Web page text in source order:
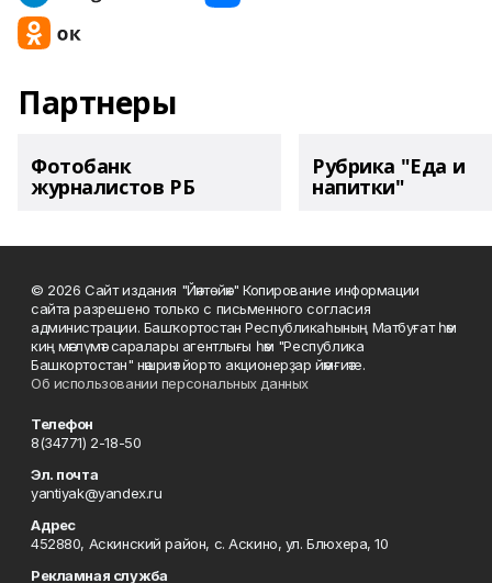
Партнеры
Фотобанк
журналистов РБ
Рубрика "Еда и
напитки"
© 2026 Сайт издания "Йәнтөйәк" Копирование информации
сайта разрешено только с письменного согласия
администрации. Башҡортостан Республикаһының Матбуғат һәм
киң мәғлүмәт саралары агентлығы һәм "Республика
Башкортостан" нәшриәт йорто акционерҙар йәмғиәте.
Об использовании персональных данных
Телефон
8(34771) 2-18-50
Эл. почта
yantiyak@yandex.ru
Адрес
452880, Аскинский район, с. Аскино, ул. Блюхера, 10
Рекламная служба